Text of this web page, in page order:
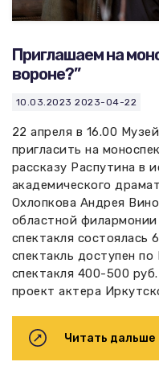
Приглашаем на
вороне?”
10.03.2023 2023-04-22
22 апреля в 16.00
пригласить на
рассказу Распутина в
академического
Охлопкова Андрея
областной
спектакля состоялась
спектакль доступен
спектакля 400-500
проект актера
Читать дальше